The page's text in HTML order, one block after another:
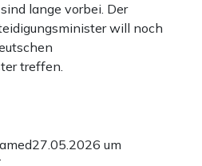
lange vorbei. Der
will noch
treffen.
27.05.2026 um